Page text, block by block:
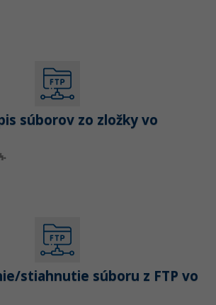
súborov zo zložky vo
stiahnutie súboru z FTP vo